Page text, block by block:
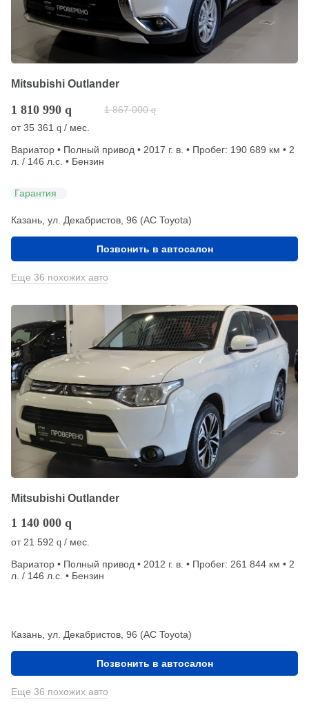
Mitsubishi Outlander
1 810 990 q 1 867 000 q
от35 361 q / мес.
Вариатор • Полный привод • 2017 г. в. • Пробег: 190 689 км • 2
л. / 146 л.с. • Бензин
Гарантия
Казань, ул. Декабристов, 96 (АС Toyota)
Позвонить в автосалон
Еще 36 похожих авто
Mitsubishi Outlander
1 140 000 q
от21 592 q / мес.
Вариатор • Полный привод • 2012 г. в. • Пробег: 261 844 км • 2
л. / 146 л.с. • Бензин
Казань, ул. Декабристов, 96 (АС Toyota)
Позвонить в автосалон
Еще 36 похожих авто